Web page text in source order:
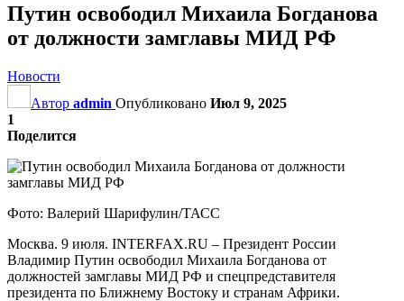
Путин освободил Михаила Богданова
от должности замглавы МИД РФ
Новости
Автор admin Опубликовано Июл 9, 2025
1
Поделится
Фото: Валерий Шарифулин/ТАСС
Москва. 9 июля. INTERFAX.RU – Президент России
Владимир Путин освободил Михаила Богданова от
должностей замглавы МИД РФ и спецпредставителя
президента по Ближнему Востоку и странам Африки.